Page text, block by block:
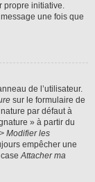
propre initiative.
une fois que
de l’utilisateur.
sur le formulaire de
par défaut à
» à partir du
Modifier les
empêcher une
caseAttacher ma